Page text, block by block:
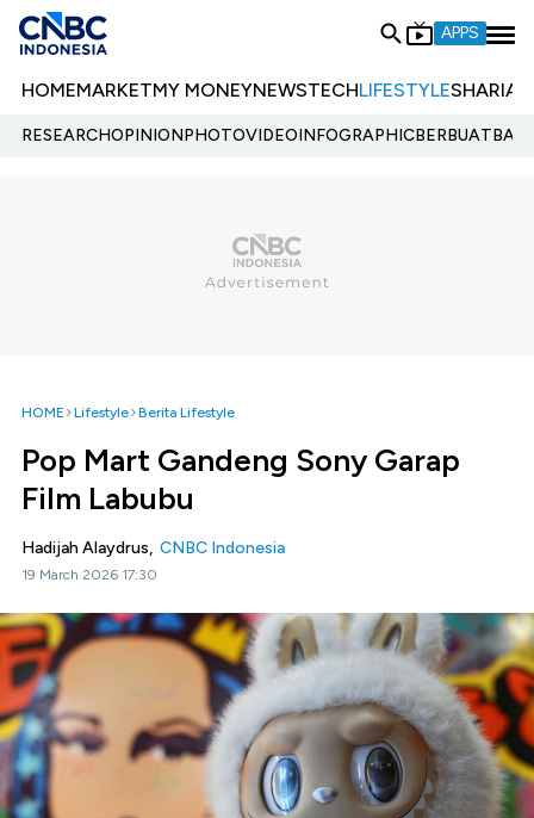
APPS
HOMEMARKETMY MONEYNEWSTECHLIFESTYLESHARIA
RESEARCHOPINIONPHOTOVIDEOINFOGRAPHIC
HOME Lifestyle Berita Lifestyle
Pop Mart Gandeng Sony Garap
Film Labubu
Hadijah Alaydrus, CNBC Indonesia
19 March 2026 17:30